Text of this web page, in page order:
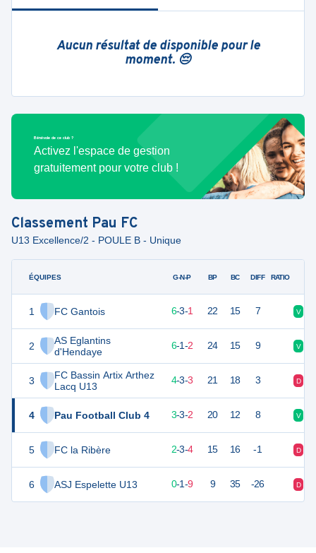
Aucun résultat de disponible pour le
moment. 😔
Bénévole de ce club ?
Activez l'espace de gestion
gratuitement pour votre club !
Classement Pau FC
U13 Excellence/2 - POULE B - Unique
ÉQUIPES
1 FC Gantois
2
AS Eglantins
d'Hendaye
3
FC Bassin Artix Arthez
Lacq U13
4 Pau Football Club 4
5 FC la Ribère
6 ASJ Espelette U13
G-N-P BP BC DIFF RATIO
6-3-1 22 15 7 V
6-1-2 24 15 9 V
15 10 4-3-3 21 18 3 D
12 8 3-3-2 20 12 8 V
2-3-4 15 16 -1 D
1 0-1-9 9 35 -26 D